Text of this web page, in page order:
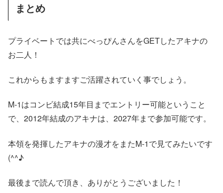
まとめ
プライベートでは共にべっぴんさんをGETしたアキナの
お二人！
これからもますますご活躍されていく事でしょう。
M-1はコンビ結成15年目までエントリー可能ということ
で、2012年結成のアキナは、2027年まで参加可能です。
本領を発揮したアキナの漫才をまたM-1で見てみたいです
(^^♪
最後まで読んで頂き、ありがとうございました！